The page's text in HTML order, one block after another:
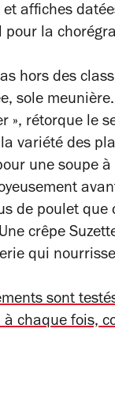
affiches
la
hors des
sole
», rétorque le
variété des
une soupe
de poulet que
crêpe
qui
sont
chaque fois,